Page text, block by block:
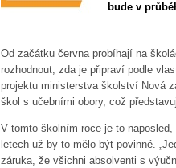
bude v
Od začátku června probíhají na
rozhodnout, zda je připraví podle
projektu ministerstva školství Nová
škol s učebními obory, což
V tomto školním roce je to
letech už by to mělo být povinné.
záruka, že všichni absolventi s